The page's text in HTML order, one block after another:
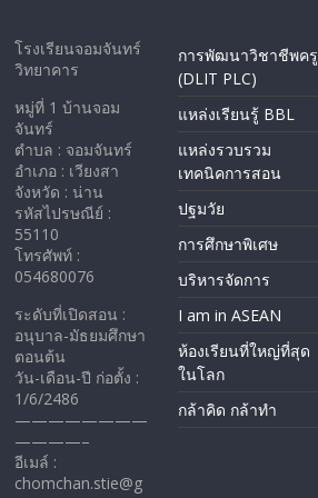
โรงเรียนจอมจันทร์
วิทยาคาร
หมู่ที่ 1 บ้านจอม
จันทร์
ตำบล : จอมจันทร์
อำเภอ : เวียงสา
จังหวัด : น่าน
รหัสไปรษณีย์ :
55110
โทรศัพท์ :
054680076
ระดับที่เปิดสอน :
อนุบาล-มัธยมศึกษา
ตอนต้น
วัน-เดือน-ปี ก่อตั้ง :
1/6/2486
————————
————–
อีเมล์ :
chomchan.stie@g
การพัฒนาวิชาชีพครู
(DLIT PLC)
แหล่งเรียนรู้ BBL
แหล่งรวบรวม
เทคนิคการสอน
ปฐมวัย
การศึกษาพิเศษ
บริหารจัดการ
I am in ASEAN
ห้องเรียนที่ใหญ่ที่สุด
ในโลก
กล้าคิด กล้าทำ